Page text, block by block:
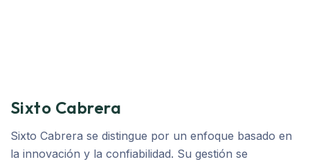
Sixto Cabrera
Sixto Cabrera se distingue por un enfoque basado en
la innovación y la confiabilidad. Su gestión se